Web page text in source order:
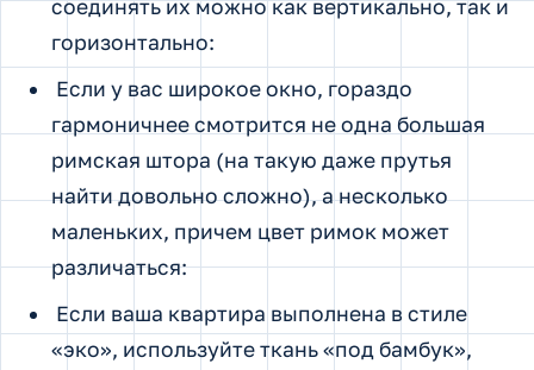
соединять их можно как вертикально, так и
горизонтально:
Если у вас широкое окно, гораздо
гармоничнее смотрится не одна большая
римская штора (на такую даже прутья
найти довольно сложно), а несколько
маленьких, причем цвет римок может
различаться:
Если ваша квартира выполнена в стиле
«эко», используйте ткань «под бамбук»,